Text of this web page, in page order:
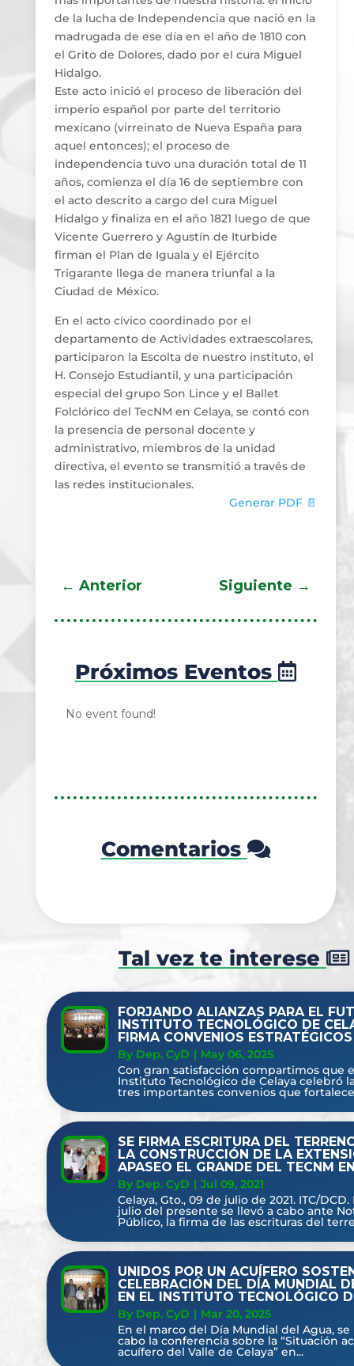
de la lucha de Independencia que nació en la
madrugada de ese día en el año de 1810 con
el Grito de Dolores, dado por el cura Miguel
Hidalgo.
Este acto inició el proceso de liberación del
imperio español por parte del territorio
mexicano (virreinato de Nueva España para
aquel entonces); el proceso de
independencia tuvo una duración total de 11
años, comienza el día 16 de septiembre con
el acto descrito a cargo del cura Miguel
Hidalgo y finaliza en el año 1821 luego de que
Vicente Guerrero y Agustín de Iturbide
firman el Plan de Iguala y el Ejército
Trigarante llega de manera triunfal a la
Ciudad de México.
En el acto cívico coordinado por el
departamento de Actividades extraescolares,
participaron la Escolta de nuestro instituto, el
H. Consejo Estudiantil, y una participación
especial del grupo Son Lince y el Ballet
Folclórico del TecNM en Celaya, se contó con
la presencia de personal docente y
administrativo, miembros de la unidad
directiva, el evento se transmitió a través de
las redes institucionales.
Generar PDF 📄
← Anterior Siguiente →
Próximos Eventos
No event found!
Comentarios
Tal vez te interese
FORJANDO ALIANZAS PARA EL
INSTITUTO TECNOLÓGICO DE
FIRMA CONVENIOS ESTRATÉGICOS
By Dep. CyD | May 06, 2025
Con gran satisfacción compartimos que
Instituto Tecnológico de Celaya celebró
tres importantes convenios que
SE FIRMA ESCRITURA DEL
LA CONSTRUCCIÓN DE LA
APASEO EL GRANDE DEL TECNM
By Dep. CyD | Jul 09, 2021
Celaya, Gto., 09 de julio de 2021. ITC/DCD.
julio del presente se llevó a cabo ante
Público, la firma de las escrituras del
UNIDOS POR UN ACUÍFERO
CELEBRACIÓN DEL DÍA MUNDIAL
EN EL INSTITUTO TECNOLÓGICO
By Dep. CyD | Mar 20, 2025
En el marco del Día Mundial del Agua, se
cabo la conferencia sobre la “Situación
acuífero del Valle de Celaya” en...